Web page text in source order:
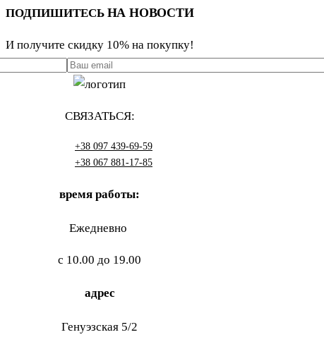
ПОДПИШИТЕСЬ НА НОВОСТИ
И получите скидку 10% на покупку!
СВЯЗАТЬСЯ:
+38 097 439-69-59
+38 067 881-17-85
время работы:
Ежедневно
с 10.00 до 19.00
адрес
Генуэзская 5/2